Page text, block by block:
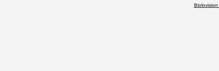
Biolovision